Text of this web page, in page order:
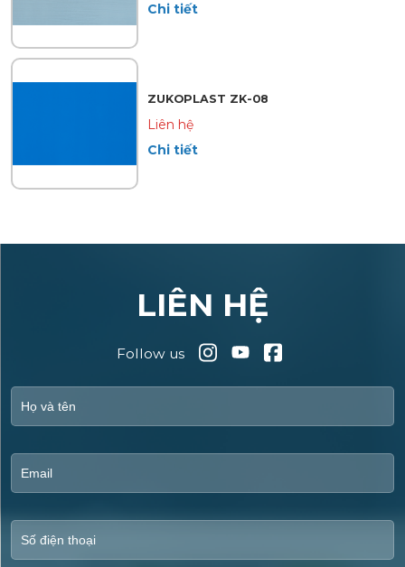
Chi tiết
ZUKOPLAST ZK-08
Liên hệ
Chi tiết
LIÊN HỆ
Follow us